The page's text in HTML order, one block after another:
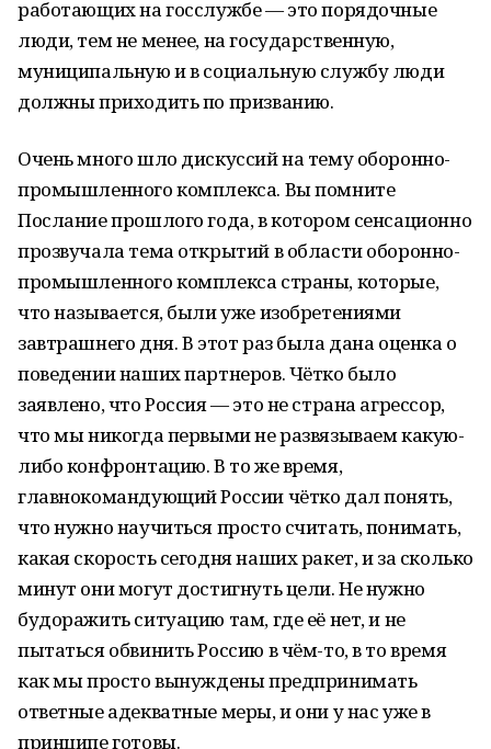
работающих на госслужбе — это порядочные
люди, тем не менее, на государственную,
муниципальную и в социальную службу люди
должны приходить по призванию.
Очень много шло дискуссий на тему оборонно-
промышленного комплекса. Вы помните
Послание прошлого года, в котором сенсационно
прозвучала тема открытий в области оборонно-
промышленного комплекса страны, которые,
что называется, были уже изобретениями
завтрашнего дня. В этот раз была дана оценка о
поведении наших партнеров. Чётко было
заявлено, что Россия — это не страна агрессор,
что мы никогда первыми не развязываем какую-
либо конфронтацию. В то же время,
главнокомандующий России чётко дал понять,
что нужно научиться просто считать, понимать,
какая скорость сегодня наших ракет, и за сколько
минут они могут достигнуть цели. Не нужно
будоражить ситуацию там, где её нет, и не
пытаться обвинить Россию в чём-то, в то время
как мы просто вынуждены предпринимать
ответные адекватные меры, и они у нас уже в
принципе готовы.